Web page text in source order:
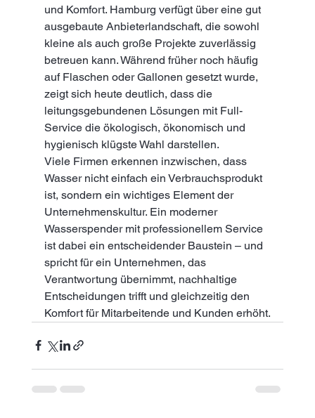
und Komfort. Hamburg verfügt über eine gut
ausgebaute Anbieterlandschaft, die sowohl
kleine als auch große Projekte zuverlässig
betreuen kann. Während früher noch häufig
auf Flaschen oder Gallonen gesetzt wurde,
zeigt sich heute deutlich, dass die
leitungsgebundenen Lösungen mit Full-
Service die ökologisch, ökonomisch und
hygienisch klügste Wahl darstellen.
Viele Firmen erkennen inzwischen, dass
Wasser nicht einfach ein Verbrauchsprodukt
ist, sondern ein wichtiges Element der
Unternehmenskultur. Ein moderner
Wasserspender mit professionellem Service
ist dabei ein entscheidender Baustein – und
spricht für ein Unternehmen, das
Verantwortung übernimmt, nachhaltige
Entscheidungen trifft und gleichzeitig den
Komfort für Mitarbeitende und Kunden erhöht.